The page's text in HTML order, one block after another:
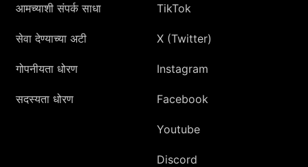
आमच्याशी संपर्क साधा
सेवा देण्याच्या अटी
गोपनीयता धोरण
सदस्यता धोरण
TikTok
X (Twitter)
Instagram
Facebook
Youtube
Discord